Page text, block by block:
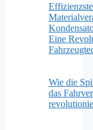
Eine
Wie die
das